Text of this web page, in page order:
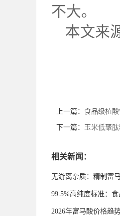
不大。
本文来
上一篇： 食品级植
下一篇： 玉米低聚
相关新闻：
无游离杂质：精制富
99.5%高纯度标准：
2026年富马酸价格趋